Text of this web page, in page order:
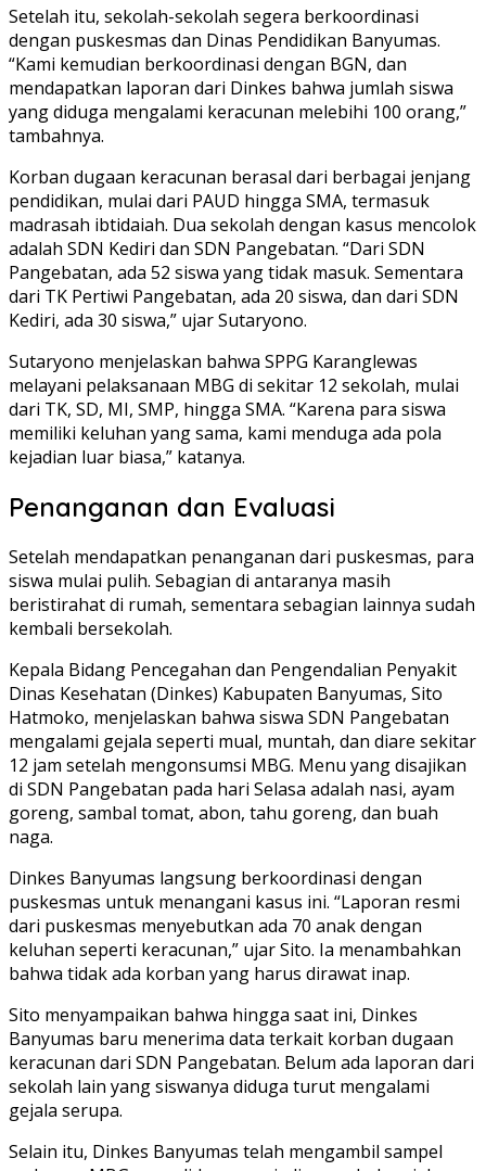
Setelah itu, sekolah-sekolah segera berkoordinasi
dengan puskesmas dan Dinas Pendidikan Banyumas.
“Kami kemudian berkoordinasi dengan BGN, dan
mendapatkan laporan dari Dinkes bahwa jumlah siswa
yang diduga mengalami keracunan melebihi 100 orang,”
tambahnya.
Korban dugaan keracunan berasal dari berbagai jenjang
pendidikan, mulai dari PAUD hingga SMA, termasuk
madrasah ibtidaiah. Dua sekolah dengan kasus mencolok
adalah SDN Kediri dan SDN Pangebatan. “Dari SDN
Pangebatan, ada 52 siswa yang tidak masuk. Sementara
dari TK Pertiwi Pangebatan, ada 20 siswa, dan dari SDN
Kediri, ada 30 siswa,” ujar Sutaryono.
Sutaryono menjelaskan bahwa SPPG Karanglewas
melayani pelaksanaan MBG di sekitar 12 sekolah, mulai
dari TK, SD, MI, SMP, hingga SMA. “Karena para siswa
memiliki keluhan yang sama, kami menduga ada pola
kejadian luar biasa,” katanya.
Penanganan dan Evaluasi
Setelah mendapatkan penanganan dari puskesmas, para
siswa mulai pulih. Sebagian di antaranya masih
beristirahat di rumah, sementara sebagian lainnya sudah
kembali bersekolah.
Kepala Bidang Pencegahan dan Pengendalian Penyakit
Dinas Kesehatan (Dinkes) Kabupaten Banyumas, Sito
Hatmoko, menjelaskan bahwa siswa SDN Pangebatan
mengalami gejala seperti mual, muntah, dan diare sekitar
12 jam setelah mengonsumsi MBG. Menu yang disajikan
di SDN Pangebatan pada hari Selasa adalah nasi, ayam
goreng, sambal tomat, abon, tahu goreng, dan buah
naga.
Dinkes Banyumas langsung berkoordinasi dengan
puskesmas untuk menangani kasus ini. “Laporan resmi
dari puskesmas menyebutkan ada 70 anak dengan
keluhan seperti keracunan,” ujar Sito. Ia menambahkan
bahwa tidak ada korban yang harus dirawat inap.
Sito menyampaikan bahwa hingga saat ini, Dinkes
Banyumas baru menerima data terkait korban dugaan
keracunan dari SDN Pangebatan. Belum ada laporan dari
sekolah lain yang siswanya diduga turut mengalami
gejala serupa.
Selain itu, Dinkes Banyumas telah mengambil sampel